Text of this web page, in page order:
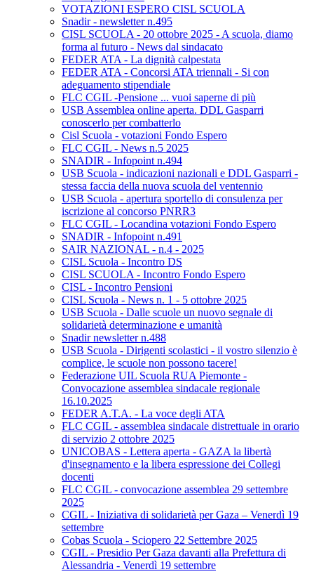
VOTAZIONI ESPERO CISL SCUOLA
Snadir - newsletter n.495
CISL SCUOLA - 20 ottobre 2025 - A scuola, diamo
forma al futuro - News dal sindacato
FEDER ATA - La dignità calpestata
FEDER ATA - Concorsi ATA triennali - Si con
adeguamento stipendiale
FLC CGIL -Pensione ... vuoi saperne di più
USB Assemblea online aperta. DDL Gasparri
conoscerlo per combatterlo
Cisl Scuola - votazioni Fondo Espero
FLC CGIL - News n.5 2025
SNADIR - Infopoint n.494
USB Scuola - indicazioni nazionali e DDL Gasparri -
stessa faccia della nuova scuola del ventennio
USB Scuola - apertura sportello di consulenza per
iscrizione al concorso PNRR3
FLC CGIL - Locandina votazioni Fondo Espero
SNADIR - Infopoint n.491
SAIR NAZIONAL - n.4 - 2025
CISL Scuola - Incontro DS
CISL SCUOLA - Incontro Fondo Espero
CISL - Incontro Pensioni
CISL Scuola - News n. 1 - 5 ottobre 2025
USB Scuola - Dalle scuole un nuovo segnale di
solidarietà determinazione e umanità
Snadir newsletter n.488
USB Scuola - Dirigenti scolastici - il vostro silenzio è
complice, le scuole non possono tacere!
Federazione UIL Scuola RUA Piemonte -
Convocazione assemblea sindacale regionale
16.10.2025
FEDER A.T.A. - La voce degli ATA
FLC CGIL - assemblea sindacale distrettuale in orario
di servizio 2 ottobre 2025
UNICOBAS - Lettera aperta - GAZA la libertà
d'insegnamento e la libera espressione dei Collegi
docenti
FLC CGIL - convocazione assemblea 29 settembre
2025
CGIL - Iniziativa di solidarietà per Gaza – Venerdì 19
settembre
Cobas Scuola - Sciopero 22 Settembre 2025
CGIL - Presidio Per Gaza davanti alla Prefettura di
Alessandria - Venerdì 19 settembre